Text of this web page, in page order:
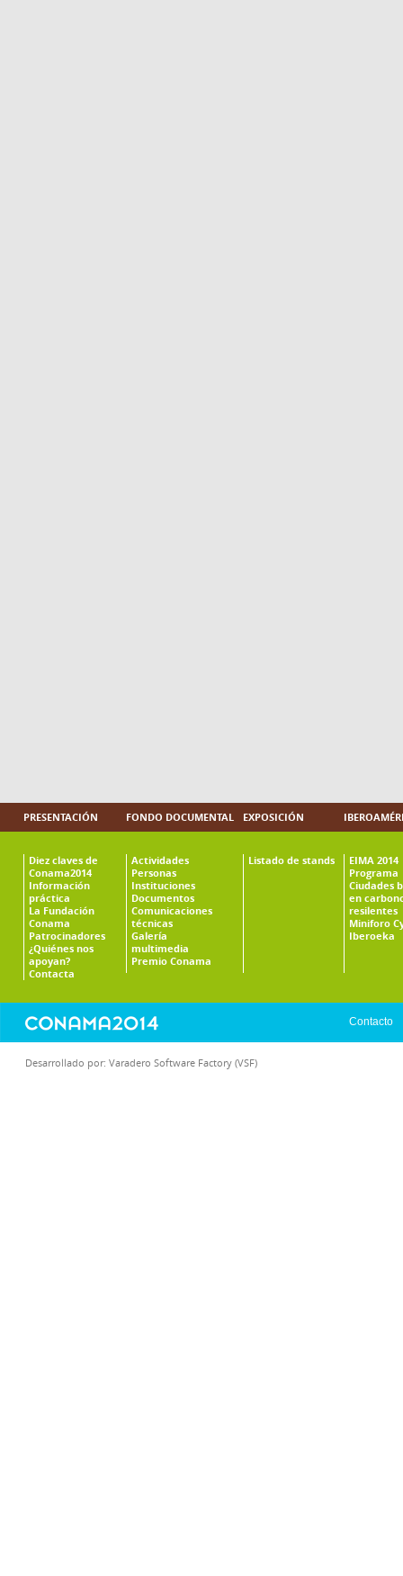
PRESENTACIÓN
Diez claves de
Conama2014
Información
práctica
La Fundación
Conama
Patrocinadores
¿Quiénes nos
apoyan?
Contacta
FONDO DOCUMENTAL
Actividades
Personas
Instituciones
Documentos
Comunicaciones
técnicas
Galería
multimedia
Premio Conama
EXPOSICIÓN
Listado de stands
EIMA 2014
Programa
Ciudades
en
resilentes
Miniforo
Iberoeka
Contacto
Desarrollado por: Varadero Software Factory (VSF)